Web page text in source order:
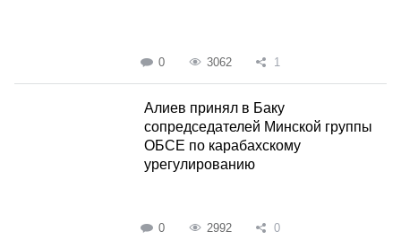
0 3062 1
Алиев принял в Баку
сопредседателей Минской группы
ОБСЕ по карабахскому
урегулированию
0 2992 0